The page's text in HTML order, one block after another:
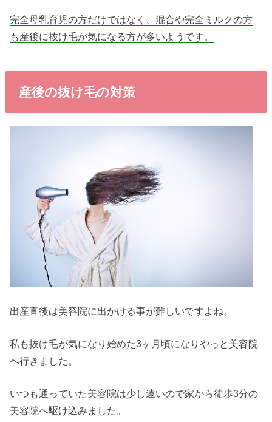
完全母乳育児の方だけではなく、混合や完全ミルクの方
も産後に抜け毛が気になる方が多いようです。
産後の抜け毛の対策
出産直後は美容院に出かける事が難しいですよね。
私も抜け毛が気になり始めた3ヶ月頃になりやっと美容院
へ行きました。
いつも通っていた美容院は少し遠いので家から徒歩3分の
美容院へ駆け込みました。